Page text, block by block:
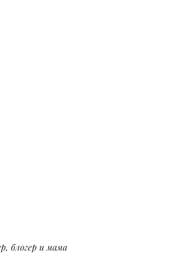
блогер и мама